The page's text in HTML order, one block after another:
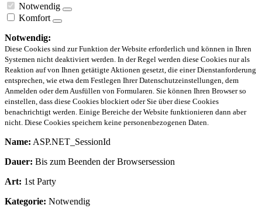
Notwendig
Komfort
Notwendig:
Diese Cookies sind zur Funktion der Website erforderlich und können in Ihren
Systemen nicht deaktiviert werden. In der Regel werden diese Cookies nur als
Reaktion auf von Ihnen getätigte Aktionen gesetzt, die einer Dienstanforderung
entsprechen, wie etwa dem Festlegen Ihrer Datenschutzeinstellungen, dem
Anmelden oder dem Ausfüllen von Formularen. Sie können Ihren Browser so
einstellen, dass diese Cookies blockiert oder Sie über diese Cookies
benachrichtigt werden. Einige Bereiche der Website funktionieren dann aber
nicht. Diese Cookies speichern keine personenbezogenen Daten.
Name: ASP.NET_SessionId
Dauer: Bis zum Beenden der Browsersession
Art: 1st Party
Kategorie: Notwendig